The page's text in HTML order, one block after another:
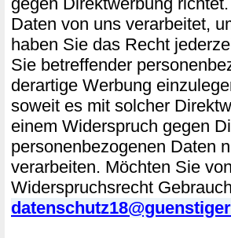
Daten von uns verarbeitet,
haben Sie das Recht
Sie betreffender
derartige Werbung
soweit es mit solcher
einem Widerspruch gegen
personenbezogenen Daten
verarbeiten. Möchten Sie
Widerspruchsrecht